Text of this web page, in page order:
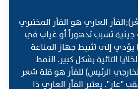
العاري هو الفأر المختبري
تسبب تدهوراً أو غياب في
يؤدي إلى تثبيط جهاز المناعة
التائية بشكل كبير. النمط
الرئيس) للفأر هو قلة شعر
"عارٍ". يعتبر الفأر العاري ذا